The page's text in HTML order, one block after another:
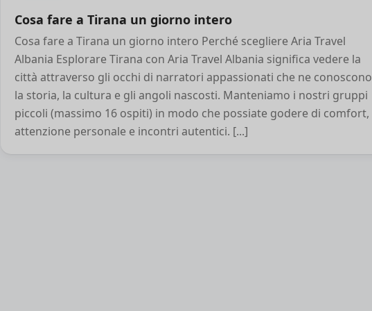
Cosa fare a Tirana un giorno intero
Cosa fare a Tirana un giorno intero Perché scegliere Aria Travel
Albania Esplorare Tirana con Aria Travel Albania significa vedere la
città attraverso gli occhi di narratori appassionati che ne conoscono
la storia, la cultura e gli angoli nascosti. Manteniamo i nostri gruppi
piccoli (massimo 16 ospiti) in modo che possiate godere di comfort,
attenzione personale e incontri autentici. [...]